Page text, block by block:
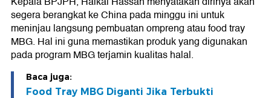
segera berangkat ke China pada minggu ini untuk
meninjau langsung pembuatan ompreng atau food tray
MBG. Hal ini guna memastikan produk yang digunakan
pada program MBG terjamin kualitas halal.
Baca juga:
Food Tray MBG Diganti Jika Terbukti